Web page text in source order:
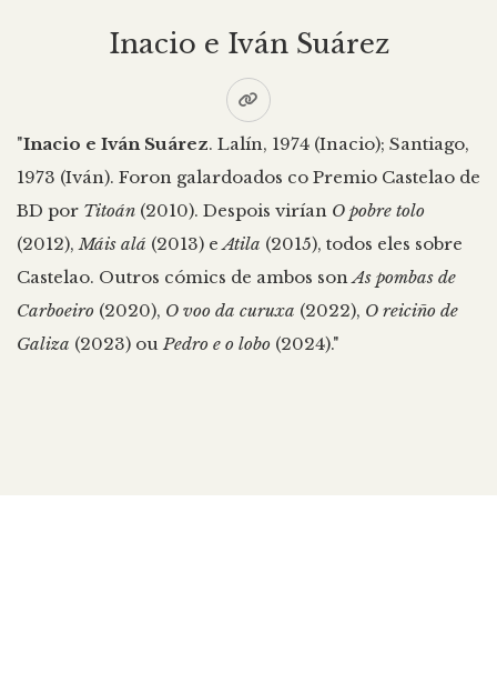
Inacio e Iván Suárez
"Inacio e Iván Suárez. Lalín, 1974 (Inacio); Santiago,
1973 (Iván). Foron galardoados co Premio Castelao de
BD por Titoán (2010). Despois virían O pobre tolo
(2012), Máis alá (2013) eAtila (2015), todos eles sobre
Castelao. Outros cómics de ambos sonAs pombas de
Carboeiro (2020), O voo da curuxa (2022), O reiciño de
Galiza (2023) ouPedro e o lobo (2024)."